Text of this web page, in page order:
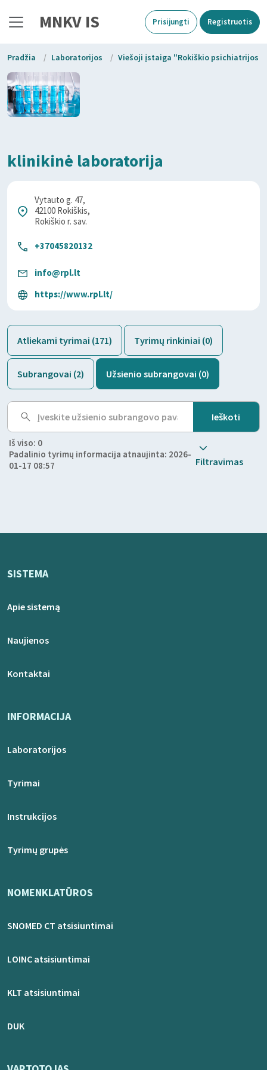
MNKV IS Prisijungti Registruotis
Pradžia / Laboratorijos / Viešoji įstaiga "Rokiškio psichiatrijos
klinikinė laboratorija
Vytauto g. 47,
42100 Rokiškis,
Rokiškio r. sav.
+37045820132
info@rpl.lt
https://www.rpl.lt/
Atliekami tyrimai (171) Tyrimų rinkiniai (0)
Subrangovai (2) Užsienio subrangovai (0)
Iš viso: 0
Padalinio tyrimų informacija atnaujinta: 2026-
01-17 08:57
Filtravimas
SISTEMA
Apie sistemą
Naujienos
Kontaktai
INFORMACIJA
Laboratorijos
Tyrimai
Instrukcijos
Tyrimų grupės
NOMENKLATŪROS
SNOMED CT atsisiuntimai
LOINC atsisiuntimai
KLT atsisiuntimai
DUK